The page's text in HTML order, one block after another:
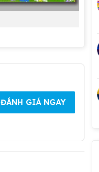
ĐÁNH GIÁ NGAY